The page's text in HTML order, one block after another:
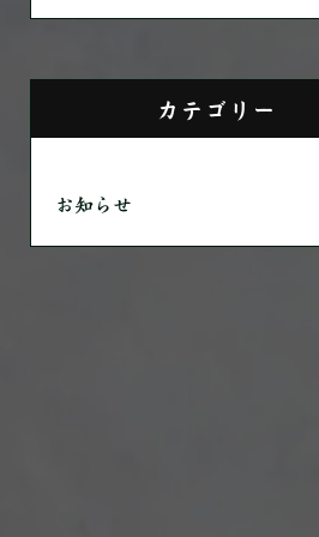
カテゴリー
お知らせ